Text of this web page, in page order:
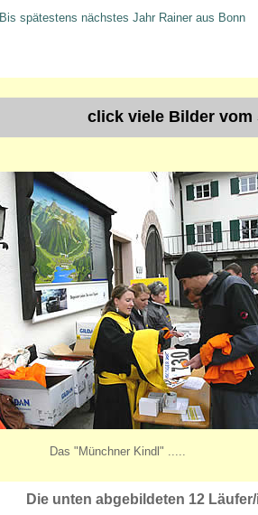
Bis spätestens nächstes Jahr Rainer aus Bonn
click viele Bilder vom
Das "Münchner Kindl" .....
Die unten abgebildeten 12